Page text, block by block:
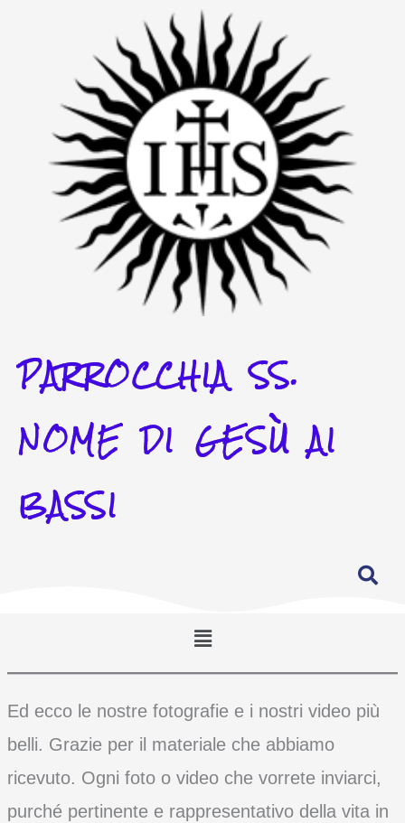
PARROCCHIA SS.
NOME DI GESÙ AI
BASSI
Menu
Ed ecco le nostre fotografie e i nostri video più
belli. Grazie per il materiale che abbiamo
ricevuto. Ogni foto o video che vorrete inviarci,
purché pertinente e rappresentativo della vita in